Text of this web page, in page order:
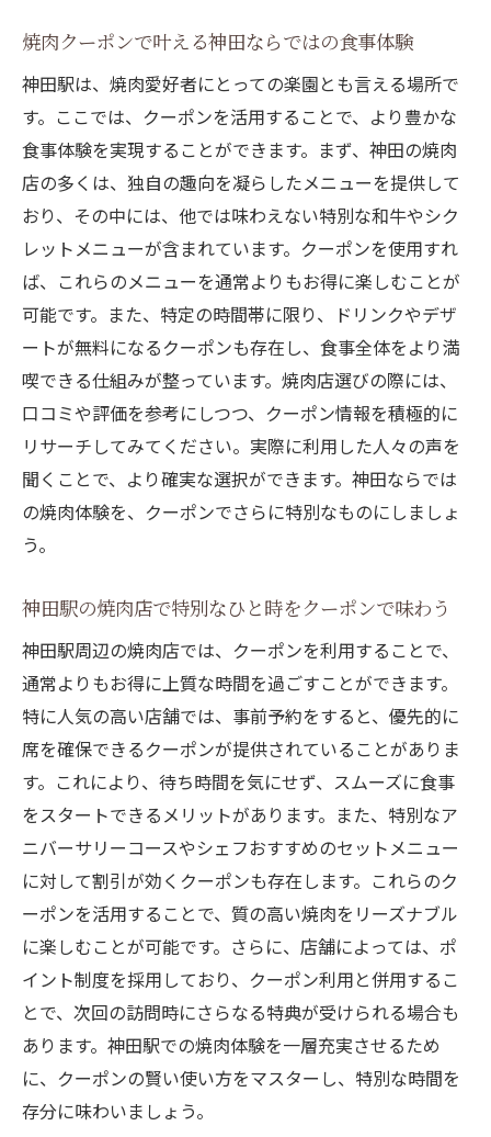
焼肉クーポンで叶える神田ならではの食事体験
神田駅は、焼肉愛好者にとっての楽園とも言える場所で
す。ここでは、クーポンを活用することで、より豊かな
食事体験を実現することができます。まず、神田の焼肉
店の多くは、独自の趣向を凝らしたメニューを提供して
おり、その中には、他では味わえない特別な和牛やシク
レットメニューが含まれています。クーポンを使用すれ
ば、これらのメニューを通常よりもお得に楽しむことが
可能です。また、特定の時間帯に限り、ドリンクやデザ
ートが無料になるクーポンも存在し、食事全体をより満
喫できる仕組みが整っています。焼肉店選びの際には、
口コミや評価を参考にしつつ、クーポン情報を積極的に
リサーチしてみてください。実際に利用した人々の声を
聞くことで、より確実な選択ができます。神田ならでは
の焼肉体験を、クーポンでさらに特別なものにしましょ
う。
神田駅の焼肉店で特別なひと時をクーポンで味わう
神田駅周辺の焼肉店では、クーポンを利用することで、
通常よりもお得に上質な時間を過ごすことができます。
特に人気の高い店舗では、事前予約をすると、優先的に
席を確保できるクーポンが提供されていることがありま
す。これにより、待ち時間を気にせず、スムーズに食事
をスタートできるメリットがあります。また、特別なア
ニバーサリーコースやシェフおすすめのセットメニュー
に対して割引が効くクーポンも存在します。これらのク
ーポンを活用することで、質の高い焼肉をリーズナブル
に楽しむことが可能です。さらに、店舗によっては、ポ
イント制度を採用しており、クーポン利用と併用するこ
とで、次回の訪問時にさらなる特典が受けられる場合も
あります。神田駅での焼肉体験を一層充実させるため
に、クーポンの賢い使い方をマスターし、特別な時間を
存分に味わいましょう。